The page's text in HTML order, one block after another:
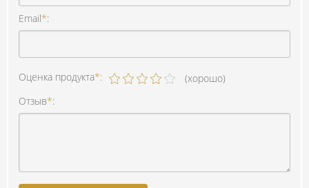
Email*:
Оценка продукта*:
(хорошо)
Отзыв*: